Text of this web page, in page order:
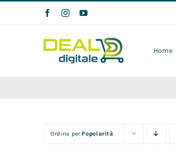
Home
Ordina per Popolarità